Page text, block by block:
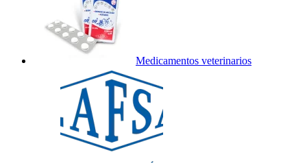
Medicamentos veterinarios